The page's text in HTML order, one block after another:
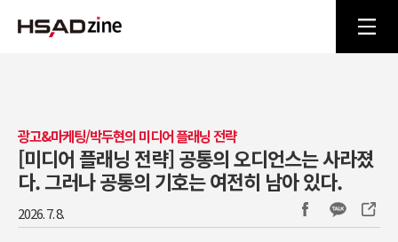
광고&마케팅/박두현의 미디어 플래닝 전략
[미디어 플래닝 전략] 공통의 오디언스는 사라졌
다. 그러나 공통의 기호는 여전히 남아 있다.
2026. 7. 8.